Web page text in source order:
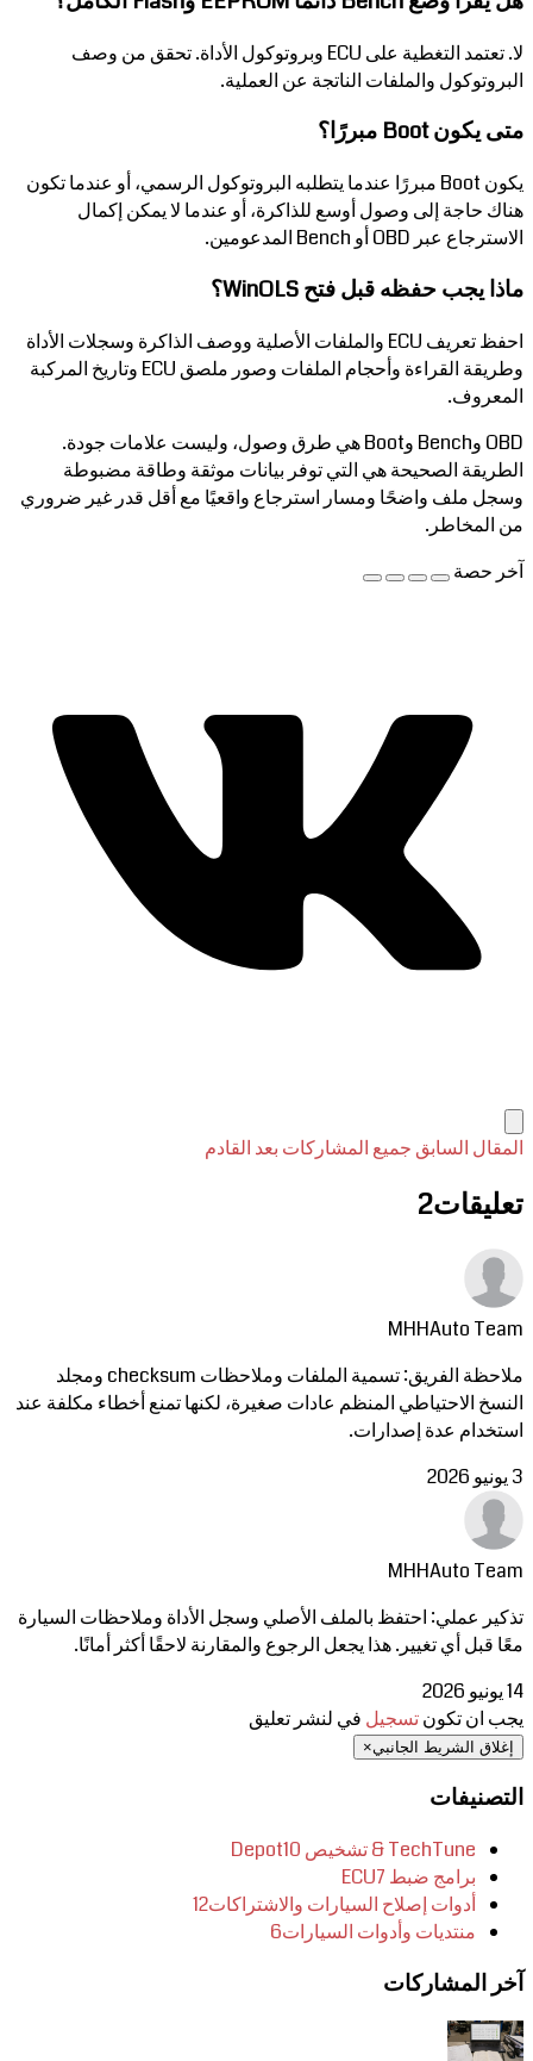
لا. تعتمد التغطية على ECU وبروتوكول الأداة. تحقق من وصف
البروتوكول والملفات الناتجة عن العملية.
متى يكون Boot مبررًا؟
يكون Boot مبررًا عندما يتطلبه البروتوكول الرسمي، أو عندما تكون
هناك حاجة إلى وصول أوسع للذاكرة، أو عندما لا يمكن إكمال
الاسترجاع عبر OBD أو Bench المدعومين.
ماذا يجب حفظه قبل فتح WinOLS؟
احفظ تعريف ECU والملفات الأصلية ووصف الذاكرة وسجلات الأداة
وطريقة القراءة وأحجام الملفات وصور ملصق ECU وتاريخ المركبة
المعروف.
OBD وBench وBoot هي طرق وصول، وليست علامات جودة.
الطريقة الصحيحة هي التي توفر بيانات موثقة وطاقة مضبوطة
وسجل ملف واضحًا ومسار استرجاع واقعيًا مع أقل قدر غير ضروري
من المخاطر.
آخر حصة
المقال السابق جميع المشاركات بعد القادم
تعليقات2
MHHAuto Team
ملاحظة الفريق: تسمية الملفات وملاحظات checksum ومجلد
النسخ الاحتياطي المنظم عادات صغيرة، لكنها تمنع أخطاء مكلفة عند
استخدام عدة إصدارات.
3 يونيو 2026
MHHAuto Team
تذكير عملي: احتفظ بالملف الأصلي وسجل الأداة وملاحظات السيارة
معًا قبل أي تغيير. هذا يجعل الرجوع والمقارنة لاحقًا أكثر أمانًا.
14 يونيو 2026
يجب ان تكونتسجيل في لنشر تعليق
إغلاق الشريط الجانبي×
التصنيفات
TechTune & تشخيص Depot
10
برامج ضبط ECU 7
أدوات إصلاح السيارات والاشتراكات12
منتديات وأدوات السيارات6
آخر المشاركات